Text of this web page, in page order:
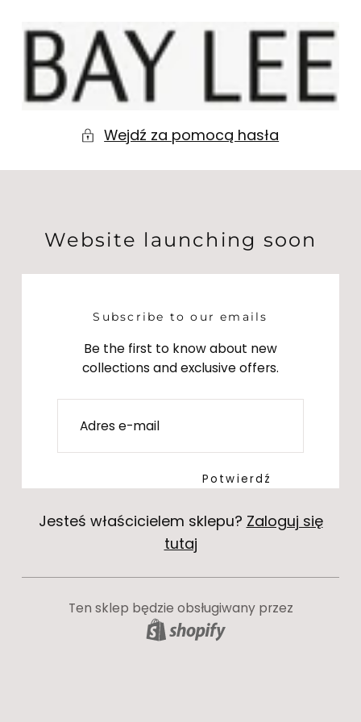
treści
Wejdź za pomocą hasła
Website launching soon
Subscribe to our emails
Be the first to know about new
collections and exclusive offers.
E-
Potwierdź
Jesteś właścicielem sklepu? Zaloguj się
tutaj
Ten sklep będzie obsługiwany przez